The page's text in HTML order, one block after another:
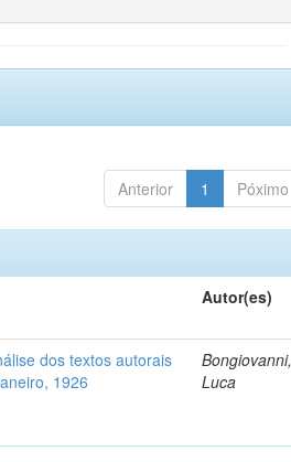
Anterior 1 Póximo
Autor(es)
dos textos autorais
1926
Bongiovanni,
Luca